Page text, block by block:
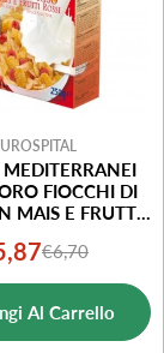
MEDITERRANEI
FIOCCHI DI
MAIS E FRUTTI
Prezzo
di
vendita
Prezzo
normale
€6,70
Al Carrello